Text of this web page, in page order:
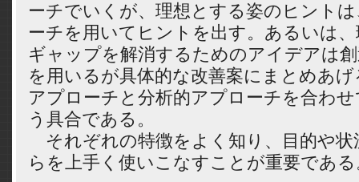
ーチでいくが、理想とする姿のヒント
ーチを用いてヒントを出す。あるいは
ギャップを解消するためのアイデアは
を用いるが具体的な改善案にまとめあ
アプローチと分析的アプローチを合わ
う具合である。
それぞれの特徴をよく知り、目的や状
らを上手く使いこなすことが重要であ